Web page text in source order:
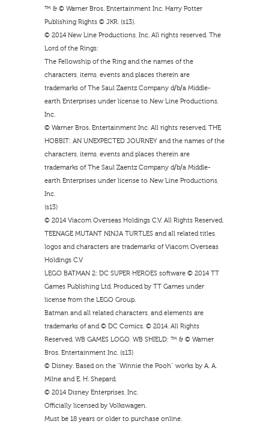
™ & © Warner Bros. Entertainment Inc. Harry Potter
Publishing Rights © JKR. (s13).
© 2014 New Line Productions, Inc. All rights reserved. The
Lord of the Rings:
The Fellowship of the Ring and the names of the
characters, items, events and places therein are
trademarks of The Saul Zaentz Company d/b/a Middle-
earth Enterprises under license to New Line Productions,
Inc.
© Warner Bros. Entertainment Inc. All rights reserved. THE
HOBBIT: AN UNEXPECTED JOURNEY and the names of the
characters, items, events and places therein are
trademarks of The Saul Zaentz Company d/b/a Middle-
earth Enterprises under license to New Line Productions,
Inc.
(s13)
© 2014 Viacom Overseas Holdings C.V. All Rights Reserved.
TEENAGE MUTANT NINJA TURTLES and all related titles,
logos and characters are trademarks of Viacom Overseas
Holdings C.V
LEGO BATMAN 2: DC SUPER HEROES software © 2014 TT
Games Publishing Ltd. Produced by TT Games under
license from the LEGO Group.
Batman and all related characters, and elements are
trademarks of and © DC Comics. © 2014. All Rights
Reserved. WB GAMES LOGO, WB SHIELD: ™ & © Warner
Bros. Entertainment Inc. (s13)
© Disney. Based on the “Winnie the Pooh” works by A. A.
Milne and E. H. Shepard.
© 2014 Disney Enterprises, Inc.
Officially licensed by Volkswagen.
Must be 18 years or older to purchase online.